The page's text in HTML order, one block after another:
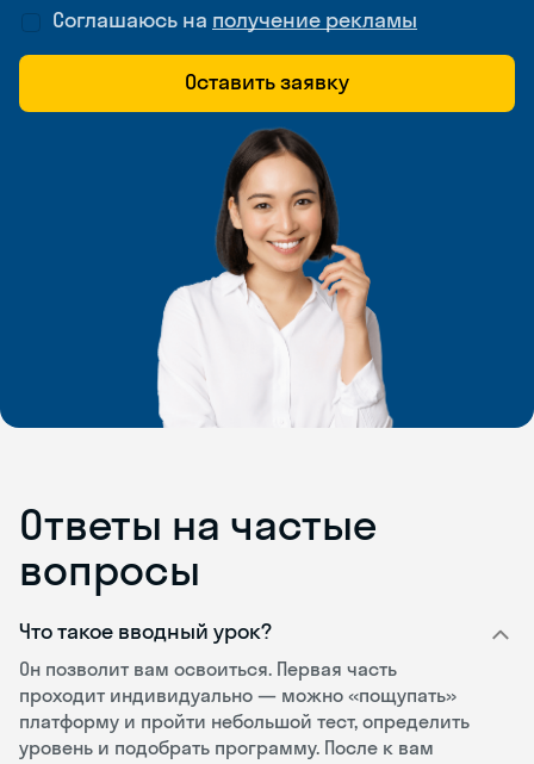
Соглашаюсь на получение рекламы
Оставить заявку
Ответы на частые
вопросы
Что такое вводный урок?
Он позволит вам освоиться. Первая часть
проходит индивидуально — можно «пощупать»
платформу и пройти небольшой тест, определить
уровень и подобрать программу. После к вам